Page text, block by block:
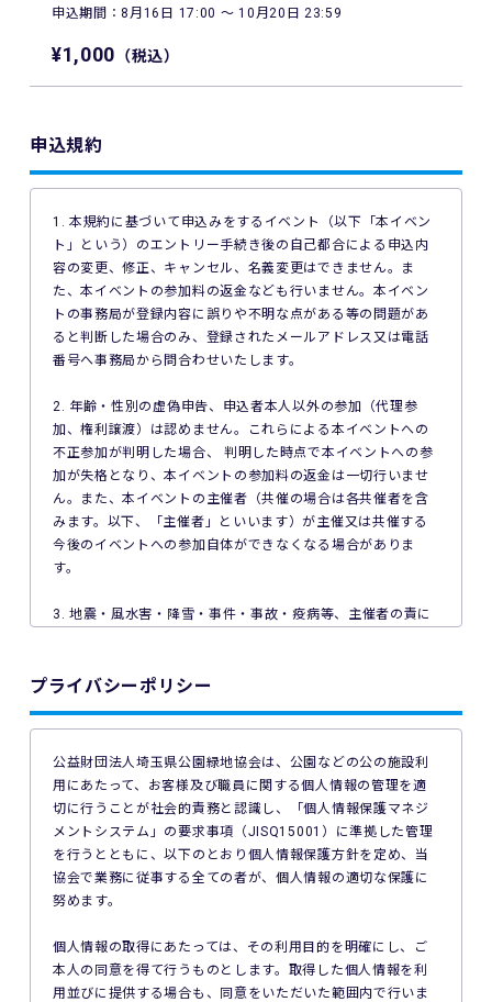
申込期間：8月16日 17:00 〜 10月20日 23:59
¥1,000 （税込）
申込規約
1. 本規約に基づいて申込みをするイベント（以下「本イベン
ト」という）のエントリー手続き後の自己都合による申込内
容の変更、修正、キャンセル、名義変更はできません。ま
た、本イベントの参加料の返金なども行いません。本イベン
トの事務局が登録内容に誤りや不明な点がある等の問題があ
ると判断した場合のみ、登録されたメールアドレス又は電話
番号へ事務局から問合わせいたします。
2. 年齢・性別の虚偽申告、申込者本人以外の参加（代理参
加、権利譲渡）は認めません。これらによる本イベントへの
不正参加が判明した場合、 判明した時点で本イベントへの参
加が失格となり、本イベントの参加料の返金は一切行いませ
ん。また、本イベントの主催者（共催の場合は各共催者を含
みます。以下、「主催者」といいます）が主催又は共催する
今後のイベントへの参加自体ができなくなる場合がありま
す。
3. 地震・風水害・降雪・事件・事故・疫病等、主催者の責に
トへのエントリーができない場合があります。ご利用の端末
の非対応、インターネット回線の不具合などにより本イベン
トへのエントリーができなかったことについて、主催者は一
切の責任を負いません。
5. 公共交通機関の遅延、道路事情その他いかなる理由による
本イベントへの参加の遅刻又は不参加であっても、主催者は
一切責任を負わず、本イベントの参加料の返金等は一切行い
6. 本イベントの参加料についての領収証は発行いたしませ
ん。
プライバシーポリシー
公益財団法人埼玉県公園緑地協会は、公園などの公の施設利
用にあたって、お客様及び職員に関する個人情報の管理を適
切に行うことが社会的責務と認識し、「個人情報保護マネジ
メントシステム」の要求事項（JISQ15001）に準拠した管理
を行うとともに、以下のとおり個人情報保護方針を定め、当
協会で業務に従事する全ての者が、個人情報の適切な保護に
努めます。
個人情報の取得にあたっては、その利用目的を明確にし、ご
本人の同意を得て行うものとします。取得した個人情報を利
用並びに提供する場合も、同意をいただいた範囲内で行いま